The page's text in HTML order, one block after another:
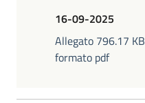
16-09-2025
Allegato 796.17 KB
formato pdf